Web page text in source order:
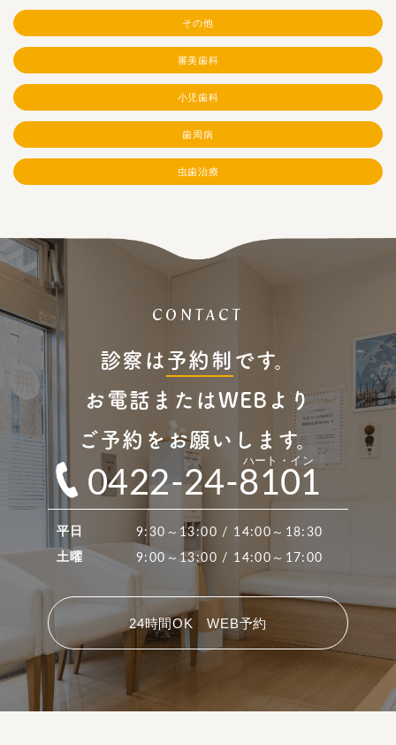
その他
審美歯科
小児歯科
歯周病
虫歯治療
CONTACT
診察は 予約制 です。
お電話またはWEBより
ご予約をお願いします。
0422-24-8101
ハート・イン
平日 9:30～13:00 / 14:00～18:30
土曜 9:00～13:00 / 14:00～17:00
24時間OK WEB予約